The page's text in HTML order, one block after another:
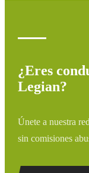
¿Eres
Legian?
Únete a nuestra
sin comisiones